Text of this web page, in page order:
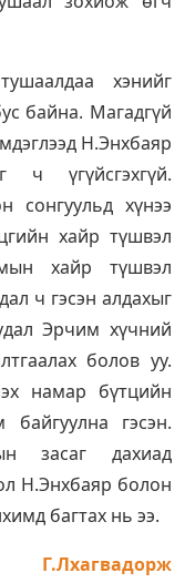
хэнийг
байна. Магадгүй
Н.Энхбаяр
үгүйсгэхгүй.
сонгуульд хүнээ
хайр түшвэл
хайр түшвэл
ч гэсэн алдахыг
Эрчим хүчний
болов уу.
намар бүтцийн
гэсэн.
засаг дахиад
Н.Энхбаяр болон
багтах нь ээ.
Г.Лхагвадорж